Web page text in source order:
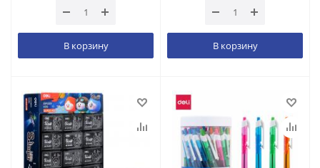
В корзину В корзину